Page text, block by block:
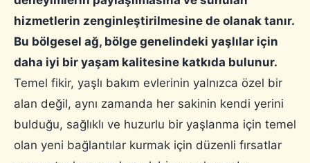
hizmetlerin zenginleştirilmesine de olanak tanır.
Bu bölgesel ağ, bölge genelindeki yaşlılar için
daha iyi bir yaşam kalitesine katkıda bulunur.
Temel fikir, yaşlı bakım evlerinin yalnızca özel bir
alan değil, aynı zamanda her sakinin kendi yerini
bulduğu, sağlıklı ve huzurlu bir yaşlanma için temel
olan yeni bağlantılar kurmak için düzenli fırsatlar